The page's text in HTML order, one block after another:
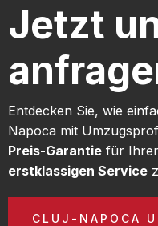
Jetzt
Entdecken Sie, wie
Napoca mit
Preis-Garantie für
erstklassigen Service
CLUJ-NAPOCA